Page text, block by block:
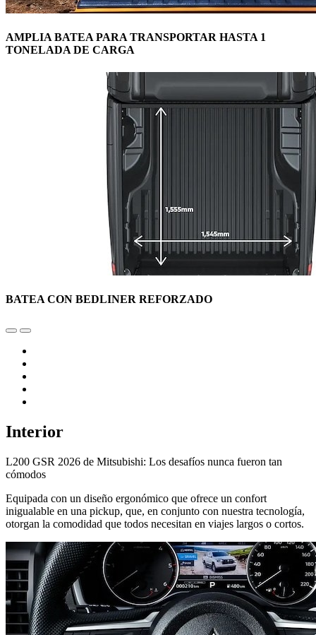
AMPLIA BATEA PARA TRANSPORTAR HASTA 1
TONELADA DE CARGA
BATEA CON BEDLINER REFORZADO
Interior
L200 GSR 2026 de Mitsubishi: Los desafíos nunca fueron tan
cómodos
Equipada con un diseño ergonómico que ofrece un confort
inigualable en una pickup, que, en conjunto con nuestra tecnología,
otorgan la comodidad que todos necesitan en viajes largos o cortos.